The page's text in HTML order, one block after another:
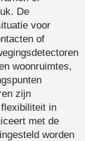
De
voor
of
woonruimtes,
zijn
in
met de
worden